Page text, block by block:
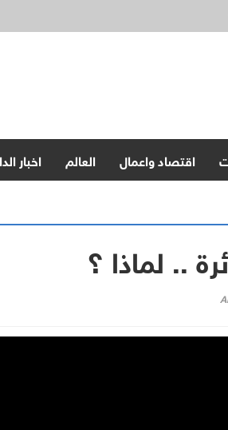
اقتصاد واعمال العالم اخبار
.. لماذا ؟